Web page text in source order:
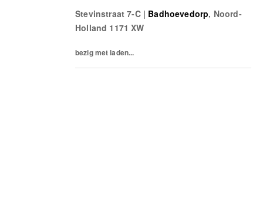
well-documented. At the same time, you
have a consider
Stevinstraat 7-C | Badhoevedorp, Noord-
Holland 1171 XW
bezig met laden...